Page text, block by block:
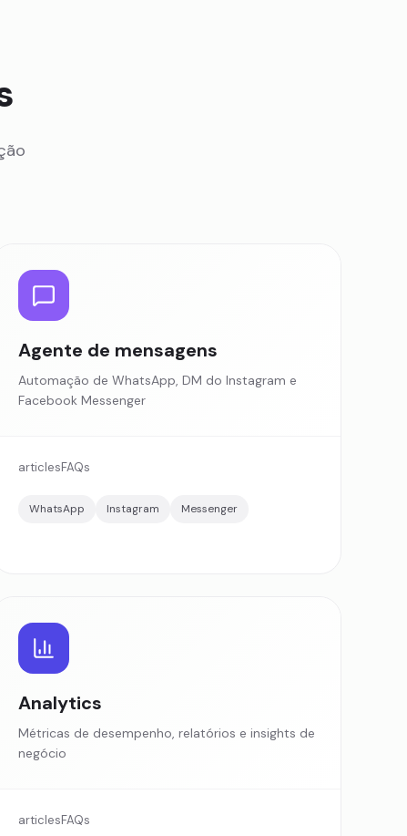
Agente de mensagens
Automação de WhatsApp, DM do Instagram e
Facebook Messenger
articlesFAQs
WhatsApp Instagram Messenger
Analytics
Métricas de desempenho, relatórios e insights de
negócio
articlesFAQs